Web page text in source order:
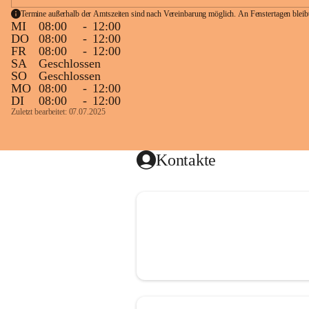
Termine außerhalb der Amtszeiten sind nach Vereinbarung möglich. An Fenstertagen
MI 08:00 - 12:00
DO
08:00 - 12:00
FR
08:00 - 12:00
SA
Geschlossen
SO
Geschlossen
MO 08:00 - 12:00
DI
08:00 - 12:00
Zuletzt bearbeitet: 07.07.2025
Kontakte